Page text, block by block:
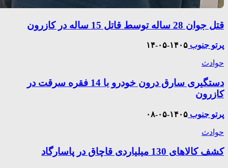
قتل جوان 28 ساله توسط قاتل 15 ساله در کازرون
پرتو جنوب ۱۴۰۵-۰۵-۱۴
حوادث
دستگیری سارق درون خودرو با 14 فقره سرقت در
کازرون
پرتو جنوب ۱۴۰۵-۰۵-۰۸
حوادث
کشف کالاهای 130 میلیاردی قاچاق در پاسارگاد